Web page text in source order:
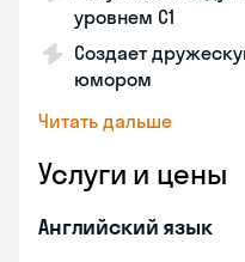
уровнем C1
Создает
юмором
Читать дальше
Услуги и цены
Английский язык